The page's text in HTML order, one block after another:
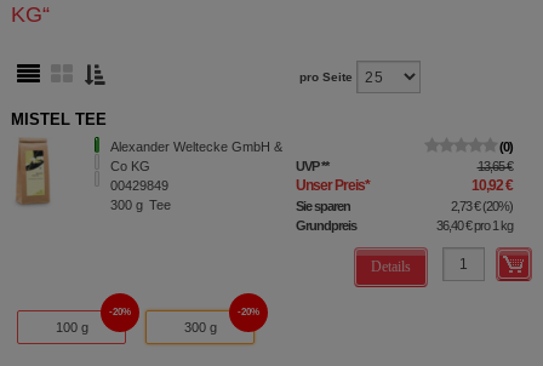
KG“
pro Seite
MISTEL TEE
Alexander Weltecke GmbH &
Co KG
00429849
300 g Tee
0
UVP** 13,65 €
Unser Preis* 10,92 €
Sie sparen 2,73 €(20%)
Grundpreis
36,40 €pro 1 kg
Details
100 g
20%
300 g
20%